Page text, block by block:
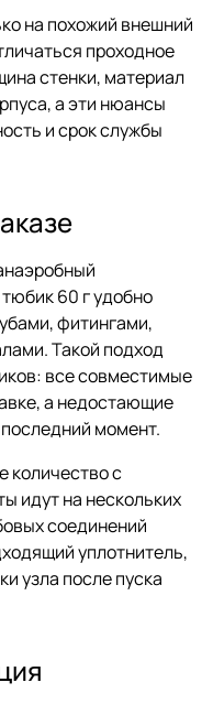
на похожий внешний
проходное
стенки, материал
а эти нюансы
и срок службы
60 г удобно
фитингами,
Такой подход
все совместимые
а недостающие
момент.
количество с
идут на нескольких
соединений
уплотнитель,
узла после пуска